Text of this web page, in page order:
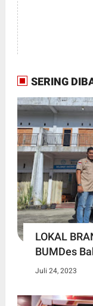
SERING
LOKAL
BUMDes
Juli 24, 2023